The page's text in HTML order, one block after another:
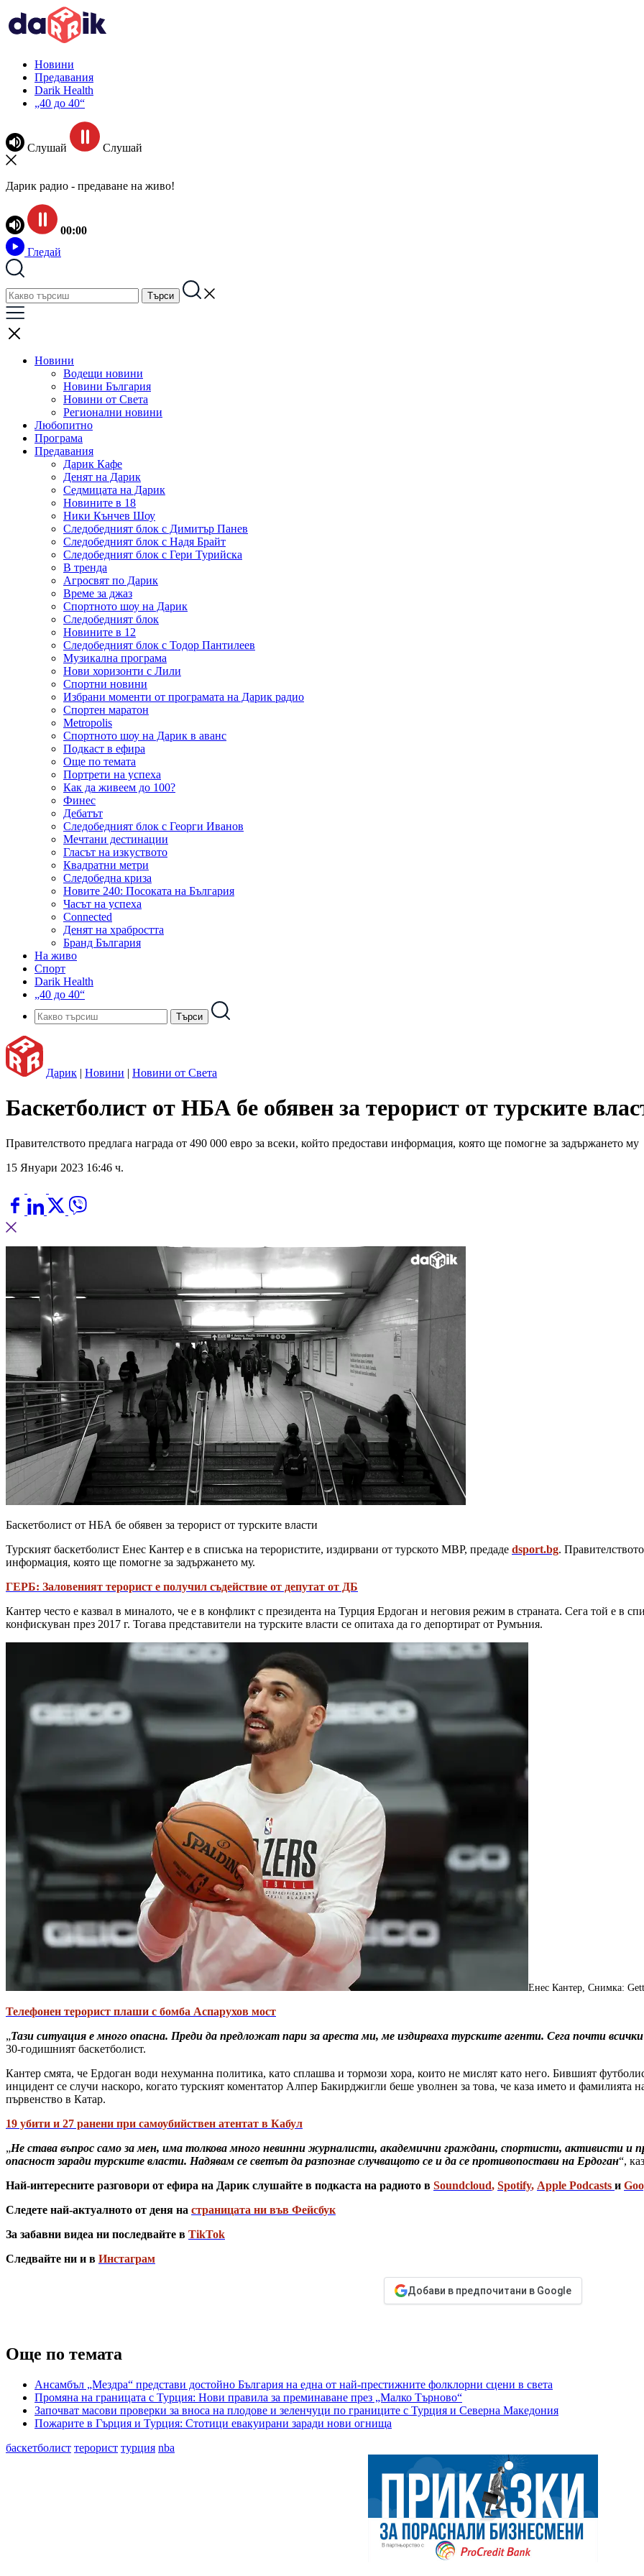
Новини
Предавания
Darik Health
„40 до 40“
Слушай Слушай
Дарик радио - предаване на живо!
00:00
Гледай
Новини
Водещи новини
Новини България
Новини от Света
Регионални новини
Любопитно
Програма
Предавания
Дарик Кафе
Денят на Дарик
Седмицата на Дарик
Новините в 18
Ники Кънчев Шоу
Следобедният блок с Димитър Панев
Следобедният блок с Надя Брайт
Следобедният блок с Гери Турийска
В тренда
Агросвят по Дарик
Време за джаз
Спортното шоу на Дарик
Следобедният блок
Новините в 12
Следобедният блок с Тодор Пантилеев
Музикална програма
Нови хоризонти с Лили
Спортни новини
Избрани моменти от програмата на Дарик радио
Спортен маратон
Metropolis
Спортното шоу на Дарик в аванс
Подкаст в ефира
Още по темата
Портрети на успеха
Как да живеем до 100?
Финес
Дебатът
Следобедният блок с Георги Иванов
Мечтани дестинации
Гласът на изкуството
Квадратни метри
Следобедна криза
Новите 240: Посоката на България
Часът на успеха
Connected
Денят на храбростта
Бранд България
На живо
Спорт
Darik Health
„40 до 40“
Дарик | Новини | Новини от Света
Баскетболист от НБА бе обявен за терорист от турските
Правителството предлага награда от 490 000 евро за всеки, който предостави информация, която ще помогне за задържането му
15 Януари 2023 16:46 ч.
Баскетболист от НБА бе обявен за терорист от турските власти
Турският баскетболист Енес Кантер е в списъка на терористите, издирвани от турското МВР, предаде dsport.bg.
информация, която ще помогне за задържането му.
ГЕРБ: Заловеният терорист е получил съдействие от депутат от ДБ
Кантер често е казвал в миналото, че е в конфликт с президента на Турция Ердоган и неговия режим в страната. Сега той е в
конфискуван през 2017 г. Тогава представители на турските власти се опитаха да го депортират от Румъния.
Енес Кантер, Снимка:
Телефонен терорист плаши с бомба Аспарухов мост
„Тази ситуация е много опасна. Преди да предложат пари за ареста ми, ме издирваха турските агенти. Сега почти
30-годишният баскетболист.
Кантер смята, че Ердоган води нехуманна политика, като сплашва и тормози хора, които не мислят като него. Бившият
инцидент се случи наскоро, когато турският коментатор Алпер Бакирджигли беше уволнен за това, че каза името и
първенство в Катар.
19 убити и 27 ранени при самоубийствен атентат в Кабул
„Не става въпрос само за мен, има толкова много невинни журналисти, академични граждани, спортисти, активисти и
опасност заради турските власти. Надявам се светът да разпознае случващото се и да се противопостави на Ердоган“,
Най-интересните разговори от ефира на Дарик слушайте в подкаста на радиото в Soundcloud, Spotify, Apple Podcasts и
Следете най-актуалното от деня на страницата ни във Фейсбук
За забавни видеа ни последвайте в TikTok
Следвайте ни и в Инстаграм
Добави в предпочитани в Google
Още по темата
Ансамбъл „Мездра“ представи достойно България на една от най-престижните фолклорни сцени в света
Промяна на границата с Турция: Нови правила за преминаване през „Малко Търново“
Започват масови проверки за вноса на плодове и зеленчуци по границите с Турция и Северна Македония
Пожарите в Гърция и Турция: Стотици евакуирани заради нови огнища
баскетболист терорист турция nba